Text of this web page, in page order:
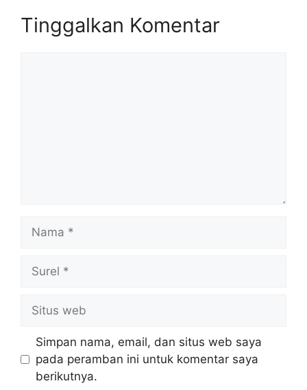
Tinggalkan Komentar
Nama
Surel
Situs
web
Simpan nama, email, dan situs web saya
pada peramban ini untuk komentar saya
berikutnya.